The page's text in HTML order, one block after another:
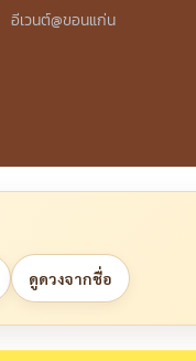
อีเวนต์@ขอนแก่น
ดูดวงจากชื่อ